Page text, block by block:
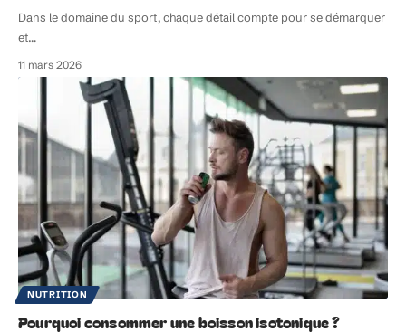
Dans le domaine du sport, chaque détail compte pour se démarquer
et…
11 mars 2026
NUTRITION
Pourquoi consommer une boisson isotonique ?